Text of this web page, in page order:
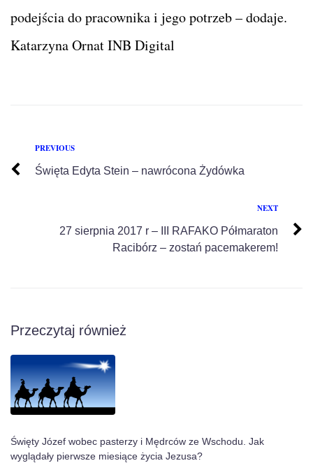
podejścia do pracownika i jego potrzeb – dodaje.
Katarzyna Ornat INB Digital
PREVIOUS
Święta Edyta Stein – nawrócona Żydówka
NEXT
27 sierpnia 2017 r – III RAFAKO Półmaraton
Racibórz – zostań pacemakerem!
Przeczytaj również
Święty Józef wobec pasterzy i Mędrców ze Wschodu. Jak
wyglądały pierwsze miesiące życia Jezusa?